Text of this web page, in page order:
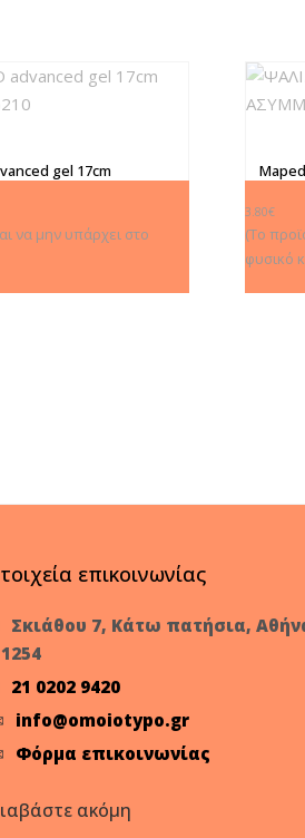
gel 17cm
να μην υπάρχει στο
3.80€
(Το
φυσικό
επικοινωνίας
Σκιάθου 7, Κάτω πατήσια,
21 0202 9420
info@omoiotypo.gr
Φόρμα επικοινωνίας
ακόμη